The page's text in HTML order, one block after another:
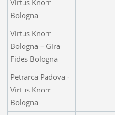
Virtus Knorr
Bologna
Virtus Knorr
Bologna – Gira
Fides Bologna
Petrarca Padova -
Virtus Knorr
Bologna